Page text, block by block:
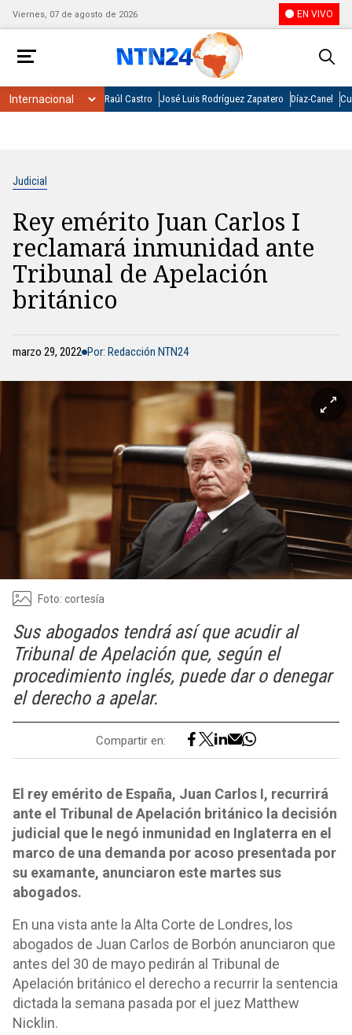
Viernes, 07 de agosto de 2026 EN VIVO
Raúl Castro José Luis Rodríguez Zapatero Díaz-Canel
Judicial
Rey emérito Juan Carlos I
reclamará inmunidad ante
Tribunal de Apelación
británico
marzo 29, 2022 Por: Redacción NTN24
Foto: cortesía
Sus abogados tendrá así que acudir al
Tribunal de Apelación que, según el
procedimiento inglés, puede dar o denegar
el derecho a apelar.
Compartir en:
El rey emérito de España, Juan Carlos I, recurrirá
ante el Tribunal de Apelación británico la decisión
judicial que le negó inmunidad en Inglaterra en el
marco de una demanda por acoso presentada por
su examante, anunciaron este martes sus
abogados.
En una vista ante la Alta Corte de Londres, los
abogados de Juan Carlos de Borbón anunciaron que
antes del 30 de mayo pedirán al Tribunal de
Apelación británico el derecho a recurrir la sentencia
dictada la semana pasada por el juez Matthew
Nicklin.